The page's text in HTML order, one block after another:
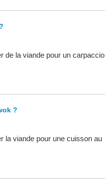
de la viande pour un carpaccio
?
la viande pour une cuisson au